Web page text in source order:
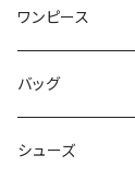
ワンピース
バッグ
シューズ